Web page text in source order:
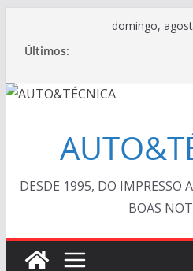
conteúdo
domingo,
Últimos:
DESDE 1995, DO IMPRESSO
BOAS